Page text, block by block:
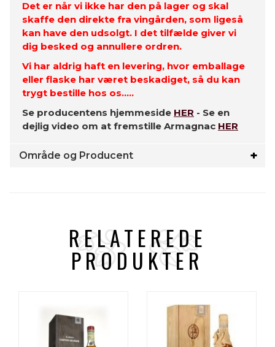
Det er når vi ikke har den på lager og skal
skaffe den direkte fra vingården, som ligeså
kan have den udsolgt. I det tilfælde giver vi
dig besked og annullere ordren.
Vi har aldrig haft en levering, hvor emballage
eller flaske har været beskadiget, så du kan
trygt bestille hos os.....
Se producentens hjemmeside HER - Se en
dejlig video om at fremstille Armagnac HER
Område og Producent
RELATEREDE
PRODUKTER